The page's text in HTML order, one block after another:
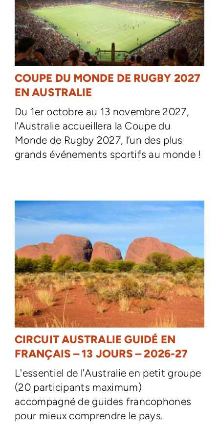
COUPE DU MONDE DE RUGBY 2027
EN AUSTRALIE
Du 1er octobre au 13 novembre 2027,
l’Australie accueillera la Coupe du
Monde de Rugby 2027, l’un des plus
grands événements sportifs au monde !
CIRCUIT AUSTRALIE GUIDÉ EN
FRANÇAIS – 13 JOURS – 2026-27
L'essentiel de l'Australie en petit groupe
(20 participants maximum)
accompagné de guides francophones
pour mieux comprendre le pays.